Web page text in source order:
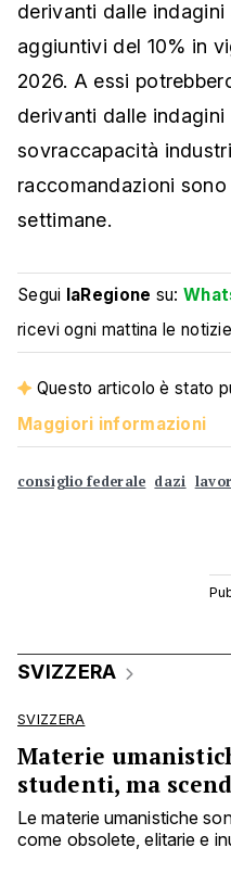
derivanti dalle
aggiuntivi del 10% in
2026. A essi
derivanti dalle indagini
sovraccapacità
raccomandazioni
settimane.
Segui laRegione su:
ricevi ogni mattina le
Questo articolo è stato
Maggiori informazioni
consiglio federale dazi
SVIZZERA
SVIZZERA
Materie
studenti, ma
Le materie umanistiche
come obsolete, elitarie e